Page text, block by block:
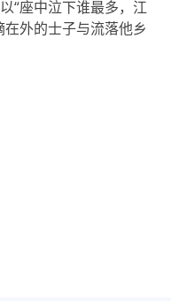
“座中泣下谁最多，江
外的士子与流落他乡